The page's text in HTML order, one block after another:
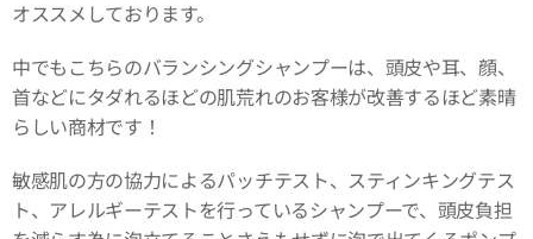
オススメしております。
中でもこちらのバランシングシャンプーは、頭皮や耳、顔、
首などにタダれるほどの肌荒れのお客様が改善するほど素晴
らしい商材です！
敏感肌の方の協力によるパッチテスト、スティンキングテス
ト、アレルギーテストを行っているシャンプーで、頭皮負担